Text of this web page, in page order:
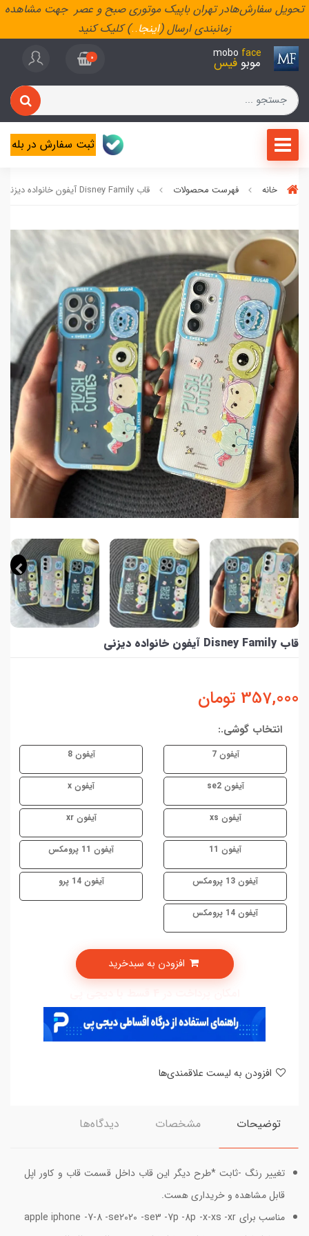
تحویل سفارش‌هادر تهران باپیک موتوری صبح و عصر جهت مشاهده
زمانبندی ارسال (اینجا..) کلیک کنید
mobo face
موبو فیس 0
ثبت سفارش در بله
خانه فهرست محصولات قاب Disney Family آیفون خانواده دیزنی
قاب Disney Family آیفون خانواده دیزنی
357,000 تومان
انتخاب گوشی.:
آیفون 7 آیفون 8
آیفون se2 آیفون x
آیفون xs آیفون xr
آیفون 11 آیفون 11 پرومکس
آیفون 13 پرومکس آیفون 14 پرو
آیفون 14 پرومکس
توضیحات مشخصات دیدگاه‌ها
تغییر رنگ -ثابت *طرح دیگر این قاب داخل قسمت قاب و کاور اپل
قابل مشاهده و خریداری هست.
مناسب برای apple iphone -7-8 -se2020 -se3 -7p -8p -x-xs -xr